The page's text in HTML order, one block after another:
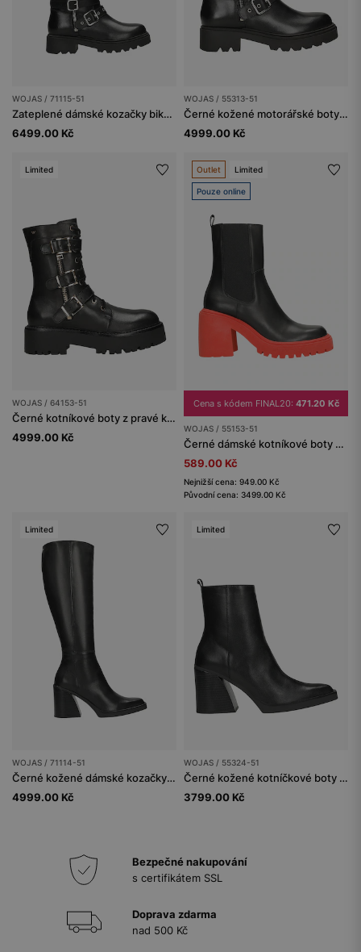
WOJAS / 71115-51
Zateplené dámské kozačky biker stylu z pravé kůže
6499.00 Kč
WOJAS / 55313-51
Černé kožené motorářské boty se čtyřmi přezkami
4999.00 Kč
Limited
WOJAS / 64153-51
Černé kotníkové boty z pravé kůže s kovovými přezkami a masivní podrážkou
4999.00 Kč
Outlet Limited
Pouze online
Cena s kódem FINAL20: 471.20 Kč
WOJAS / 55153-51
Černé dámské kotníkové boty s červenou podrážkou
589.00 Kč
Nejnižší cena: 949.00 Kč
Původní cena: 3499.00 Kč
Limited
WOJAS / 71114-51
Černé kožené dámské kozačky se zkoseným podpatkem
4999.00 Kč
Limited
WOJAS / 55324-51
Černé kožené kotníčkové boty dámské na masivním podpatku
3799.00 Kč
Bezpečné nakupování
s certifikátem SSL
Doprava zdarma
nad 500 Kč